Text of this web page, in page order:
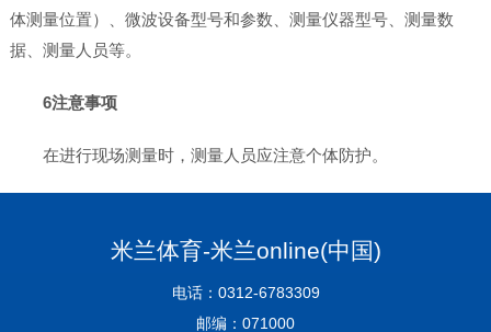
体测量位置）、微波设备型号和参数、测量仪器型号、测量数
据、测量人员等。
6注意事项
在进行现场测量时，测量人员应注意个体防护。
米兰体育-米兰online(中国)
电话：0312-6783309
邮编：071000